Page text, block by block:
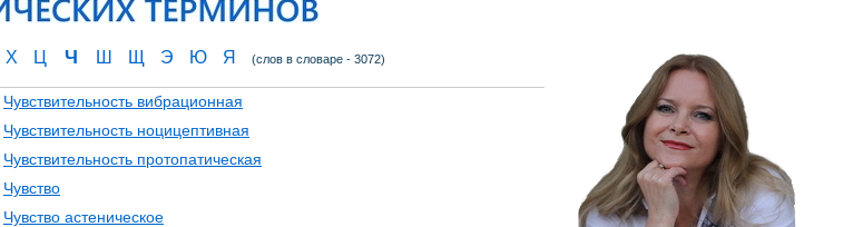
Х Ц Ч Ш Щ Э Ю Я (слов в словаре - 3072)
Чувствительность вибрационная
Чувствительность ноцицептивная
Чувствительность протопатическая
Чувство
Чувство астеническое